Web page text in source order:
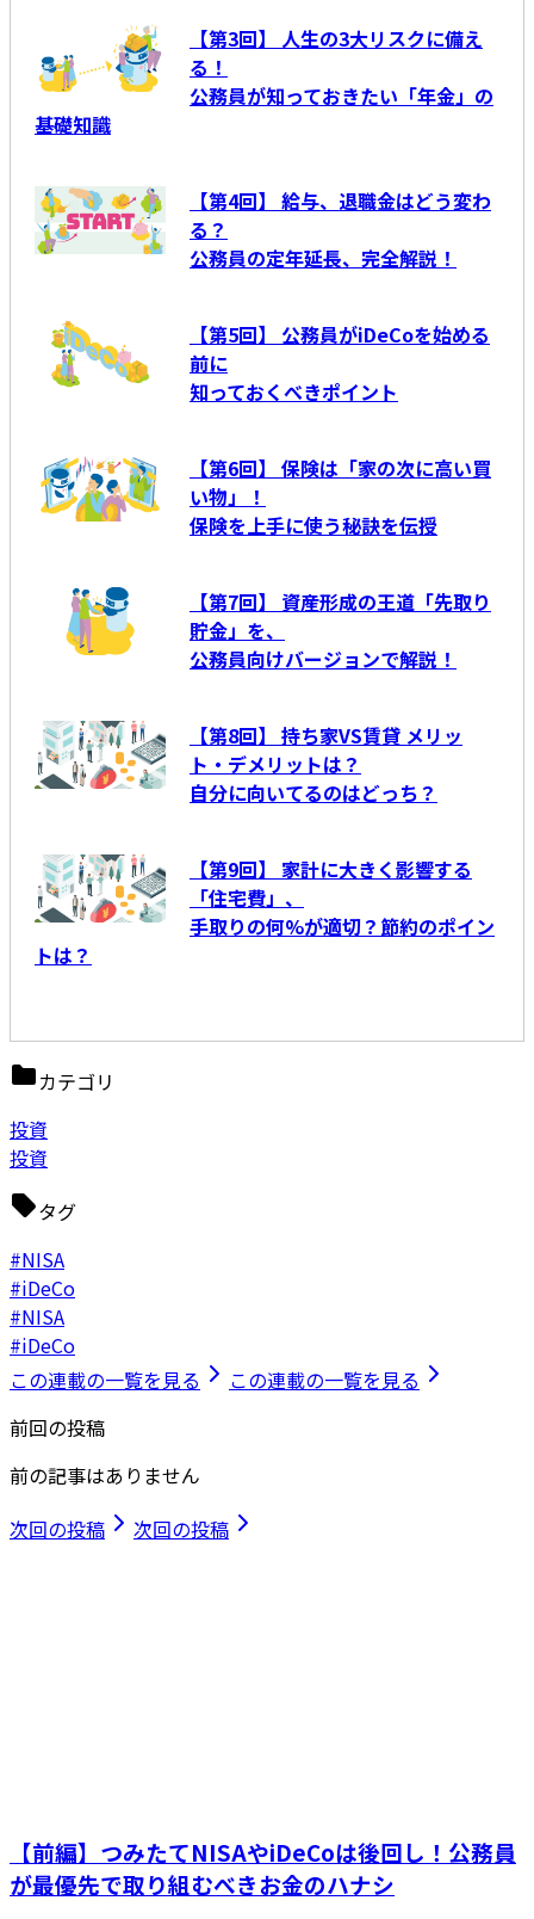
【第3回】 人生の3大リスクに備え
る！
公務員が知っておきたい「年金」の
基礎知識
【第4回】 給与、退職金はどう変わ
る？
公務員の定年延長、完全解説！
【第5回】 公務員がiDeCoを始める
前に
知っておくべきポイント
【第6回】 保険は「家の次に高い買
い物」！
保険を上手に使う秘訣を伝授
【第7回】 資産形成の王道「先取り
貯金」を、
公務員向けバージョンで解説！
【第8回】 持ち家VS賃貸 メリッ
ト・デメリットは？
自分に向いてるのはどっち？
【第9回】 家計に大きく影響する
「住宅費」、
手取りの何%が適切？節約のポイン
トは？
カテゴリ
投資
投資
タグ
#NISA
#iDeCo
#NISA
#iDeCo
この連載の一覧を見る
この連載の一覧を見る
前回の投稿
前の記事はありません
次回の投稿
次回の投稿
【前編】つみたてNISAやiDeCoは後回し！公務員
が最優先で取り組むべきお金のハナシ